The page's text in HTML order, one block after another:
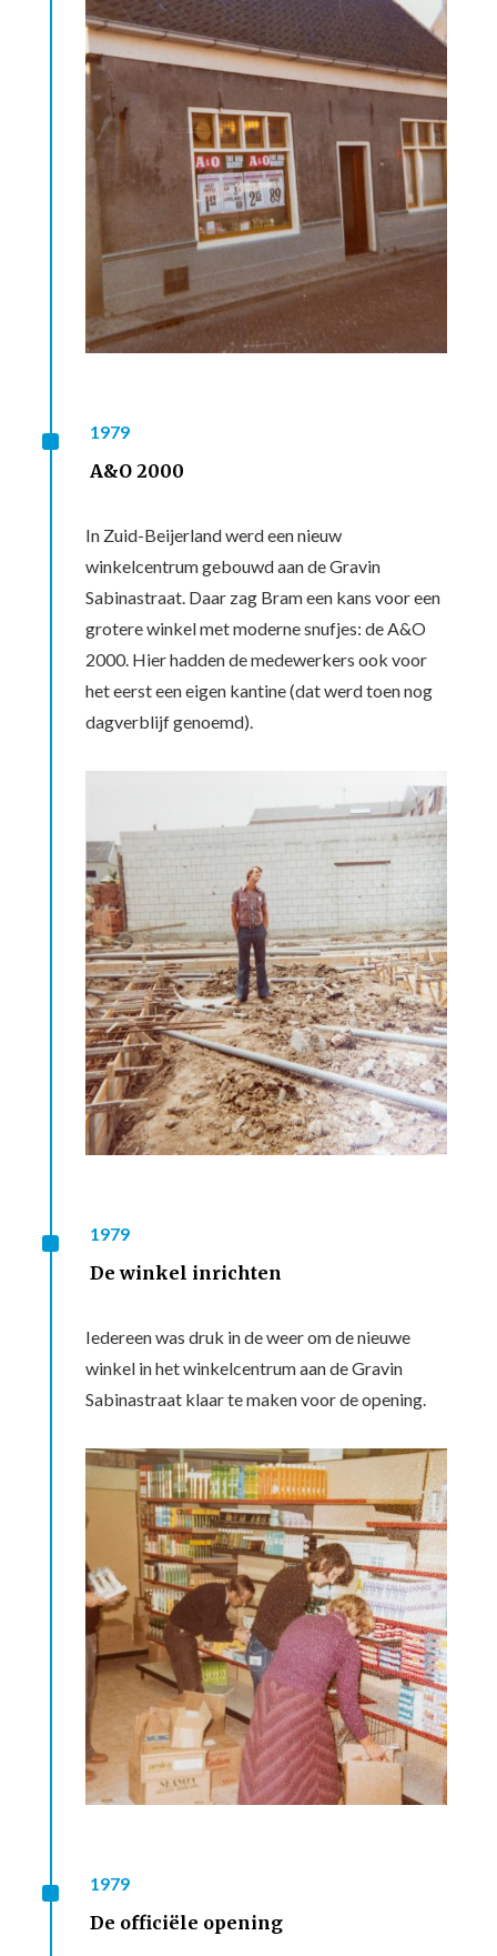
^ 1979
A&O 2000
In Zuid-Beijerland werd een nieuw
winkelcentrum gebouwd aan de Gravin
Sabinastraat. Daar zag Bram een kans voor een
grotere winkel met moderne snufjes: de A&O
2000. Hier hadden de medewerkers ook voor
het eerst een eigen kantine (dat werd toen nog
dagverblijf genoemd).
^ 1979
De winkel inrichten
Iedereen was druk in de weer om de nieuwe
winkel in het winkelcentrum aan de Gravin
Sabinastraat klaar te maken voor de opening.
^ 1979
De officiële opening